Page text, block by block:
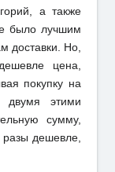
а также
было лучшим
доставки. Но,
цена,
покупку на
двумя этими
сумму,
разы дешевле,